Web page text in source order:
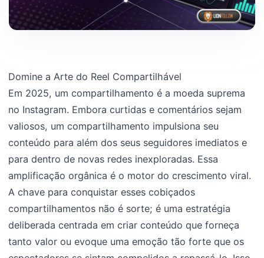
Domine a Arte do Reel Compartilhável
Em 2025, um compartilhamento é a moeda suprema
no Instagram. Embora curtidas e comentários sejam
valiosos, um compartilhamento impulsiona seu
conteúdo para além dos seus seguidores imediatos e
para dentro de novas redes inexploradas. Essa
amplificação orgânica é o motor do crescimento viral.
A chave para conquistar esses cobiçados
compartilhamentos não é sorte; é uma estratégia
deliberada centrada em criar conteúdo que forneça
tanto valor ou evoque uma emoção tão forte que os